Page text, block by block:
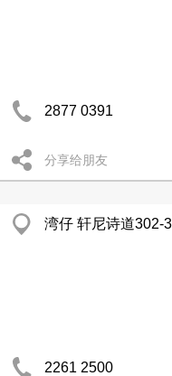
2877 0391
分享给朋友
湾仔 轩尼诗道302-
2261 2500